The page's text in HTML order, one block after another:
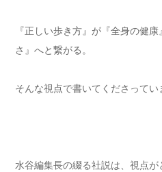
『正しい歩き方』が『全身の健
さ』へと繋がる。
そんな視点で書いてくださってい
水谷編集長の綴る社説は、視点